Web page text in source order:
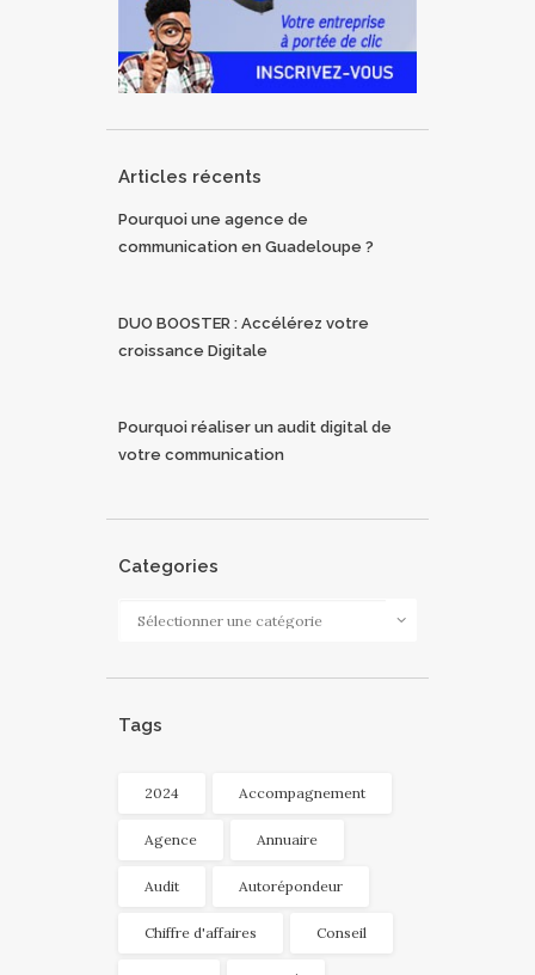
Articles récents
Pourquoi une agence de
communication en Guadeloupe ?
DUO BOOSTER : Accélérez votre
croissance Digitale
Pourquoi réaliser un audit digital de
votre communication
Categories
Tags
2024 Accompagnement
Agence Annuaire
Audit Autorépondeur
Chiffre d'affaires Conseil